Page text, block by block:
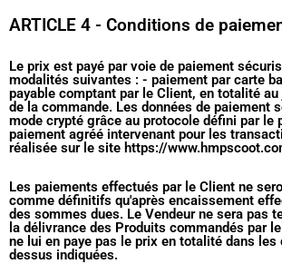
ARTICLE 4 - Conditions de
Le prix est payé par voie de paiement
modalités suivantes : - paiement par carte
payable comptant par le Client, en totalité
de la commande. Les données de paiement
mode crypté grâce au protocole défini par le
paiement agréé intervenant pour les
réalisée sur le site https://
Les paiements effectués par le Client ne
comme définitifs qu'après encaissement
des sommes dues. Le Vendeur ne sera pas
la délivrance des Produits commandés par
ne lui en paye pas le prix en totalité dans
dessus indiquées.